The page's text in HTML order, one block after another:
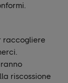
raccogliere
riscossione